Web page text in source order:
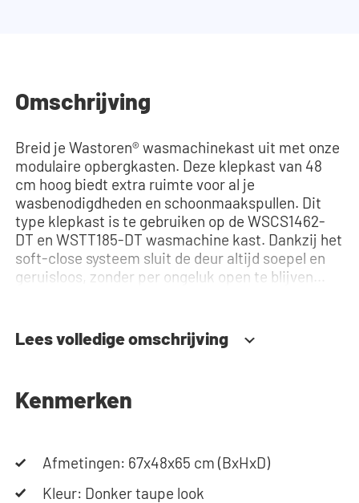
Omschrijving
Breid je Wastoren® wasmachinekast uit met onze
modulaire opbergkasten. Deze klepkast van 48
cm hoog biedt extra ruimte voor al je
wasbenodigdheden en schoonmaakspullen. Dit
type klepkast is te gebruiken op de WSCS1462-
DT en WSTT185-DT wasmachine kast. Dankzij het
soft-close systeem sluit de deur altijd soepel en
geruisloos, zonder per ongeluk open te blijven
configurator om je ideale wasmachinekast samen
te stellen. Ons team staat altijd voor je klaar via
Lees volledige omschrijving
Kenmerken
Afmetingen: 67x48x65 cm (BxHxD)
Kleur: Donker taupe look